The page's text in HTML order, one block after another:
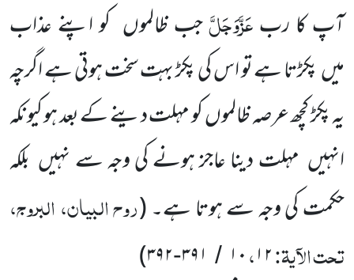
آپ کا ربعَزَّوَجَلَّجب ظالموں کو اپنے عذاب
میںپکڑتا ہے تو اس کی پکڑ بہت سختہوتی ہے اگرچہ
یہ پکڑ کچھ عرصہ ظالموںکو مہلت دینے کے بعد ہو کیونکہ
انہیں مہلت دینا عاجز ہونے کی وجہ سے نہیں بلکہ
حکمت کی وجہ سے ہوتا ہے۔(روح البیان، البروج،
تحت الآیۃ:۱۲،۱۰ / ۳۹۱-۳۹۲)